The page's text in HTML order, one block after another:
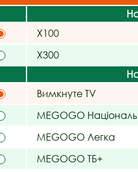
X100
X300
Вимкнуте TV
MEGOGO
MEGOGO Легка
MEGOGO ТБ+